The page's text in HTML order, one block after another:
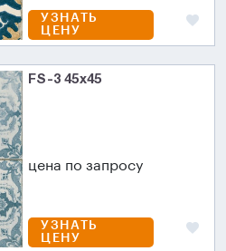
УЗНАТЬ
ЦЕНУ
FS-3 45х45
цена по запросу
УЗНАТЬ
ЦЕНУ